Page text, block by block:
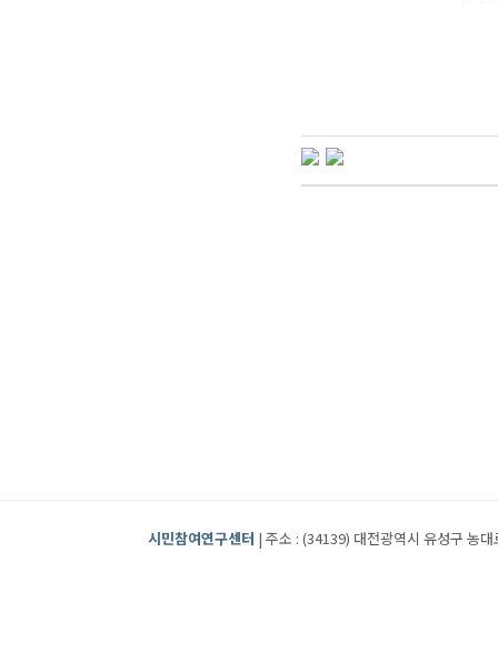
시민참여연구센터 | 주소 : (34139) 대전광역시 유성구 농